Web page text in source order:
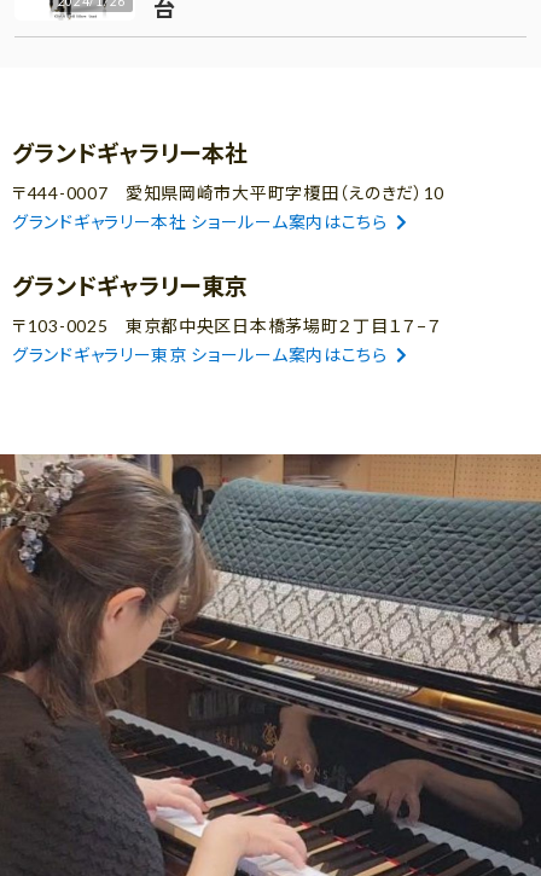
台
グランドギャラリー本社
〒444-0007 愛知県岡崎市大平町字榎田（えのきだ）10
グランドギャラリー本社 ショールーム案内はこちら
グランドギャラリー東京
〒103-0025 東京都中央区日本橋茅場町２丁目１７−７
グランドギャラリー東京 ショールーム案内はこちら